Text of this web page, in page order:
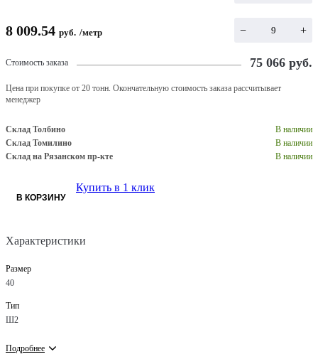
8 009.54 руб. /метр − +
Стоимость заказа 75 066 руб.
Цена при покупке от 20 тонн. Окончательную стоимость заказа рассчитывает
менеджер
Склад Толбино
В наличии
Склад Томилино
В наличии
Склад на Рязанском пр-кте
В наличии
В КОРЗИНУ
Купить в 1 клик
Характеристики
Размер
40
Тип
Ш2
Подробнее